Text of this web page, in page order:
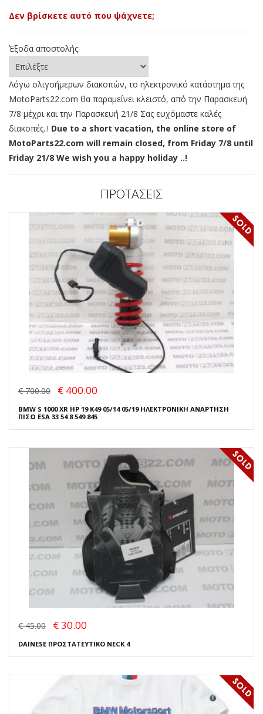
Δεν βρίσκετε αυτό που ψάχνετε;
Έξοδα αποστολής:
Λόγω ολιγοήμερων διακοπών, το ηλεκτρονικό κατάστημα της
MotoParts22.com θα παραμείνει κλειστό, από την Παρασκευή
7/8 μέχρι και την Παρασκευή 21/8 Σας ευχόμαστε καλές
διακοπές..! Due to a short vacation, the online store of
MotoParts22.com will remain closed, from Friday 7/8 until
Friday 21/8 We wish you a happy holiday ..!
ΠΡΟΤΑΣΕΙΣ
€ 700.00 € 400.00
BMW S 1000 XR HP 19 K49 05/14 05/19 ΗΛΕΚΤΡΟΝΙΚΗ ΑΝΑΡΤΗΣΗ
ΠΙΣΩ ESA 33 54 8 549 845
€ 45.00 € 30.00
DAINESE ΠΡΟΣΤΑΤΕΥΤΙΚΟ NECK 4